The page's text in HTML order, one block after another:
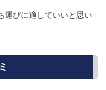
運びに適していいと思い